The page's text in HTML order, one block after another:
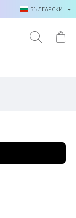
БЪЛГАРСКИ